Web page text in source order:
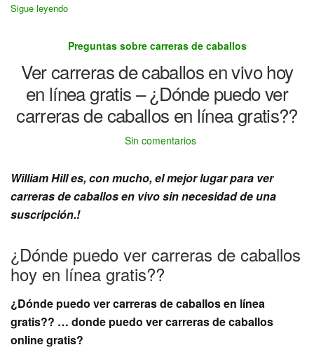
Sigue leyendo
Preguntas sobre carreras de caballos
Ver carreras de caballos en vivo hoy
en línea gratis – ¿Dónde puedo ver
carreras de caballos en línea gratis??
Sin comentarios
William Hill es, con mucho, el mejor lugar para ver
carreras de caballos en vivo sin necesidad de una
suscripción.!
¿Dónde puedo ver carreras de caballos
hoy en línea gratis??
¿Dónde puedo ver carreras de caballos en línea
gratis?? … donde puedo ver carreras de caballos
online gratis?